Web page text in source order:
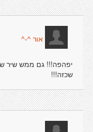
אור ^-^
יפהפה!!! גם ממש שיר
שכזה!!!